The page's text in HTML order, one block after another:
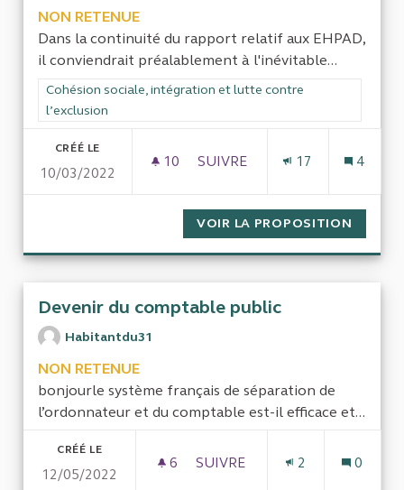
NON RETENUE
Dans la continuité du rapport relatif aux EHPAD,
il conviendrait préalablement à l'inévitable...
Filtrer les résultats de la catégorie : Cohésion sociale,
Cohésion sociale, intégration et lutte contre
l’exclusion
CRÉÉ LE
10/03/2022
10 10 ABONNÉS
SUIVRE
17 4
VOIR LA PROPOSITION
Devenir du comptable public
Habitantdu31
NON RETENUE
bonjourle système français de séparation de
l’ordonnateur et du comptable est-il efficace et...
CRÉÉ LE
12/05/2022
6 6 ABONNÉS
SUIVRE
2 0